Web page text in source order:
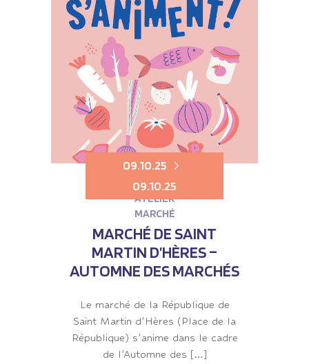
09.10.25
09.10.25
ATELIER
MARCHÉ
MARCHÉ DE SAINT
MARTIN D’HÈRES –
AUTOMNE DES MARCHÉS
Le marché de la République de
Saint Martin d’Hères (Place de la
République) s’anime dans le cadre
de l’Automne des […]